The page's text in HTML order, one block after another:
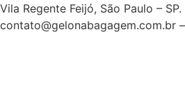
Vila Regente Feijó, São Paulo –
contato@gelonabagagem.com.br –